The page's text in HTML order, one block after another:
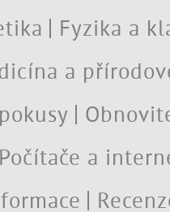
Fyzika a
a
pokusy
Počítače a